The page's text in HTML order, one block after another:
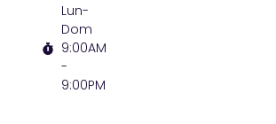
Lun-
Dom
9:00AM
-
9:00PM